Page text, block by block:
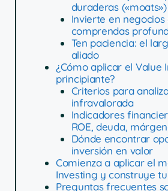
duraderas («moats»)
Invierte en negocios
comprendas
Ten paciencia: el
aliado
¿Cómo aplicar el Value
principiante?
Criterios para
infravalorada
Indicadores
ROE, deuda,
Dónde encontrar
inversión en valor
Comienza a aplicar el
Investing y construye
Preguntas frecuentes